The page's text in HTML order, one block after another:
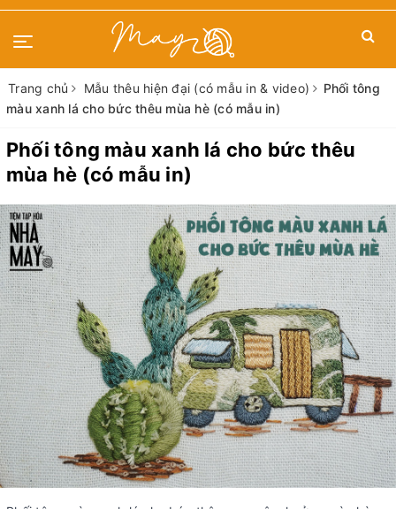
Trang chủ Mẫu thêu hiện đại (có mẫu in & video)
Phối tông
màu xanh lá cho bức thêu mùa hè (có mẫu in)
Phối tông màu xanh lá cho bức thêu
mùa hè (có mẫu in)